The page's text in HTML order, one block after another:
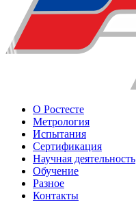
О Ростесте
Метрология
Испытания
Сертификация
Научная деятельность
Обучение
Разное
Контакты